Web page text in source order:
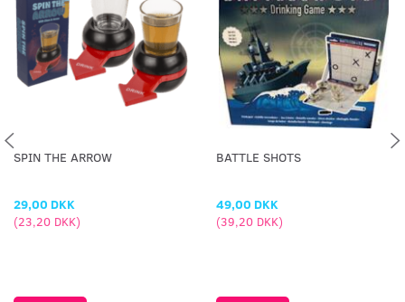
SPIN THE ARROW
29,00 DKK
(23,20 DKK)
BATTLE SHOTS
49,00 DKK
(39,20 DKK)